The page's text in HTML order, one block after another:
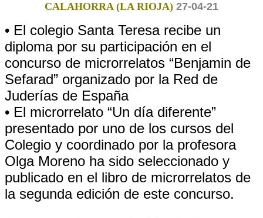
CALAHORRA (LA RIOJA) 27-04-21
• El colegio Santa Teresa recibe un
diploma por su participación en el
concurso de microrrelatos “Benjamin de
Sefarad” organizado por la Red de
Juderías de España
• El microrrelato “Un día diferente”
presentado por uno de los cursos del
Colegio y coordinado por la profesora
Olga Moreno ha sido seleccionado y
publicado en el libro de microrrelatos de
la segunda edición de este concurso.